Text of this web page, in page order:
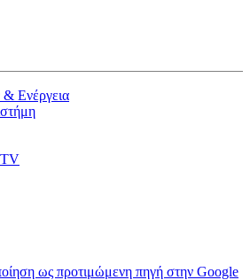
Ενέργεια
ως προτιμώμενη πηγή στην Google